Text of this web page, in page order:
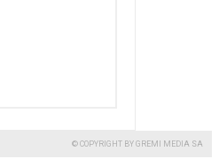
© COPYRIGHT BY GREMI MEDIA SA